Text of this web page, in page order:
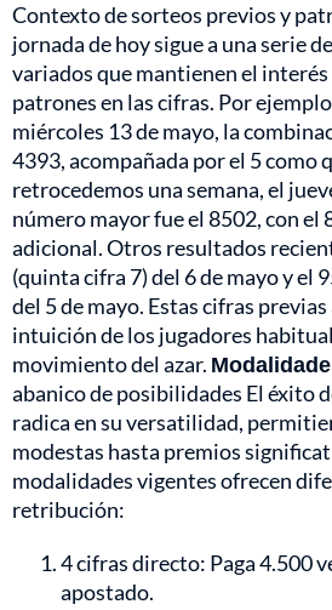
Contexto de sorteos previos y
jornada de hoy sigue a una serie
variados que mantienen el interés
patrones en las cifras. Por
miércoles 13 de mayo, la
4393, acompañada por el 5 como
retrocedemos una semana, el
número mayor fue el 8502, con el
adicional. Otros resultados
(quinta cifra 7) del 6 de mayo y el
del 5 de mayo. Estas cifras
intuición de los jugadores
movimiento del azar.
abanico de posibilidades El éxito
radica en su versatilidad,
modestas hasta premios
modalidades vigentes ofrecen
retribución:
4 cifras directo: Paga 4.500
apostado.